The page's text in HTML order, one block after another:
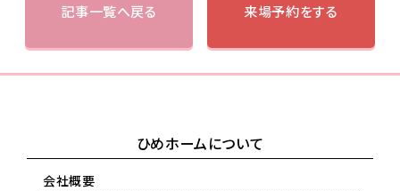
記事一覧へ戻る 来場予約をする
ひめホームについて
会社概要